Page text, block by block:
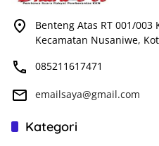
Benteng Atas RT 001/
Kecamatan Nusaniwe,
085211617471
emailsaya@gmail.com
Kategori